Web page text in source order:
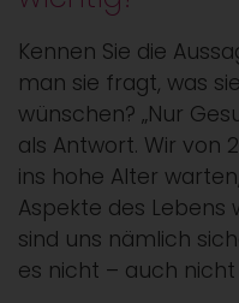
Kennen Sie die
man sie fragt, was
wünschen? „Nur
als Antwort. Wir von
ins hohe Alter
Aspekte des Lebens
sind uns nämlich
es nicht – auch